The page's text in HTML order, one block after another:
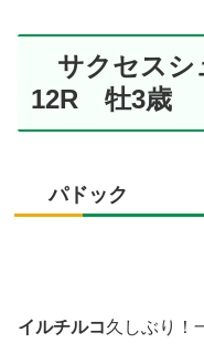
サクセス
12R 牡3歳
パドック
イルチルコ久しぶり！